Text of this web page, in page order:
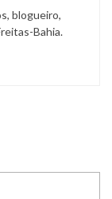
blogueiro,
Bahia.